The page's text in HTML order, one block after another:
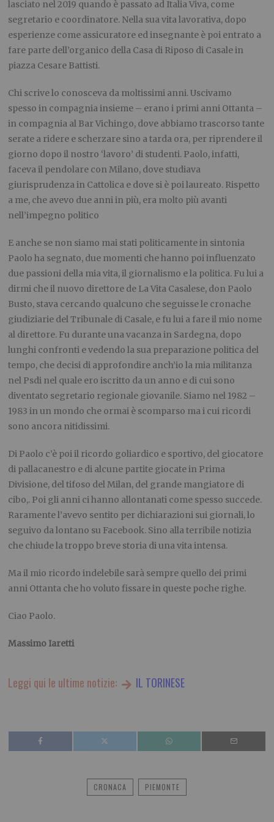
lasciato nel 2019 quando è passato ad Italia Viva, come
segretario e coordinatore. Nella sua vita lavorativa, dopo
esperienze come assicuratore ed insegnante è poi entrato a
fare parte dell’organico della Casa di Riposo di Casale in
piazza Cesare Battisti.
Chi scrive lo conosceva da moltissimi anni. Uscivamo
spesso in compagnia insieme – erano i primi anni Ottanta –
in compagnia al Bar Vichingo, dove abbiamo trascorso tante
serate a ridere e scherzare sino a tarda ora, per riprendere il
giorno dopo il nostro ‘lavoro’ di studenti. Paolo, infatti,
faceva il pendolare con Milano, dove studiava
giurisprudenza in Cattolica e dove si è poi laureato. Rispetto
a me, che avevo due anni in più, era molto più avanti
nell’impegno politico
E anche se non siamo mai stati politicamente in sintonia
Paolo ha segnato, due momenti che hanno poi influenzato
due passioni della mia vita, il giornalismo e la politica. Fu lui a
dirmi che il nuovo direttore de La Vita Casalese, don Paolo
Busto, stava cercando qualcuno che seguisse le cronache
giudiziarie del Tribunale di Casale, e fu lui a fare il mio nome
al direttore. Fu durante una vacanza in Sardegna, dopo
lunghi confronti e vedendo la sua preparazione politica del
tempo, che decisi di approfondire anch’io la mia militanza
nel Psdi nel quale ero iscritto da un anno e di cui sono
diventato segretario regionale giovanile. Siamo nel 1982 –
1983 in un mondo che ormai è scomparso ma i cui ricordi
sono ancora nitidissimi.
Di Paolo c’è poi il ricordo goliardico e sportivo, del giocatore
di pallacanestro e di alcune partite giocate in Prima
Divisione, del tifoso del Milan, del grande mangiatore di
cibo,. Poi gli anni ci hanno allontanati come spesso succede.
Raramente l’avevo sentito per dichiarazioni sui giornali, lo
seguivo da lontano su Facebook. Sino alla terribile notizia
che chiude la troppo breve storia di una vita intensa.
Ma il mio ricordo indelebile sarà sempre quello dei primi
anni Ottanta che ho voluto fissare in queste poche righe.
Ciao Paolo.
Massimo Iaretti
Leggi qui le ultime notizie: IL TORINESE
CRONACA PIEMONTE